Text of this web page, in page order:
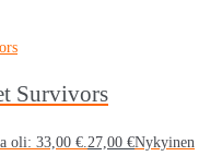
Survivors
oli: 33,00 €. 27,00 €Nykyinen